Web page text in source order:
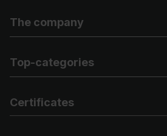
The company
Top-categories
Certificates